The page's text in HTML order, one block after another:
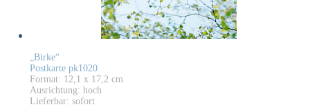
„Birke“
Postkarte pk1020
Format: 12,1 x 17,2 cm
Ausrichtung: hoch
Lieferbar: sofort